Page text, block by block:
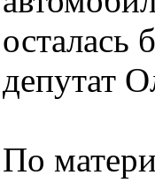
осталась
депутат
По